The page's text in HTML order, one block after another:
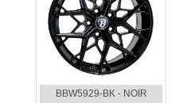
BBW5929-BK - NOIR